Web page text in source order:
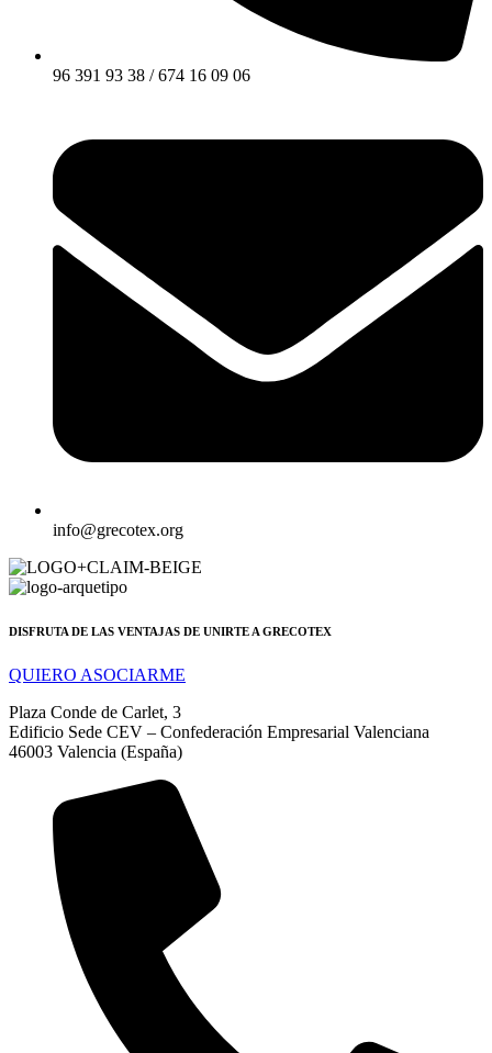
96 391 93 38 / 674 16 09 06
info@grecotex.org
DISFRUTA DE LAS VENTAJAS DE UNIRTE A GRECOTEX
QUIERO ASOCIARME
Plaza Conde de Carlet, 3
Edificio Sede CEV – Confederación Empresarial Valenciana
46003 Valencia (España)